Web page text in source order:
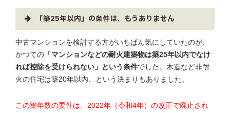
「築25年以内」の条件は、もうありません
中古マンションを検討する方がいちばん気にしていたのが、
かつての 「マンションなどの耐火建築物は築25年以内でなけ
れば控除を受けられない」という条件でした。木造など非耐
火の住宅は築20年以内、という決まりもありました。
この築年数の要件は、2022年（令和4年）の改正で廃止され